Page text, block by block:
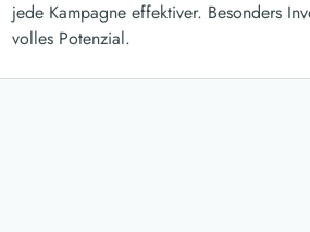
jede Kampagne effektiver. Besonders
volles Potenzial.